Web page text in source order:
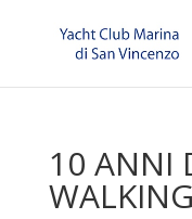
10 ANNI
WALKING